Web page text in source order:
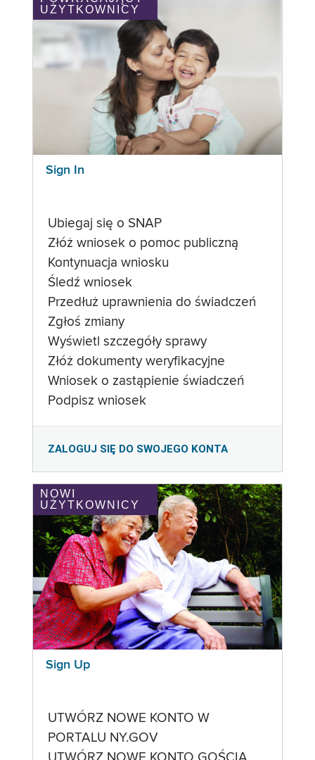
UŻYTKOWNICY
Sign In
Ubiegaj się o SNAP
Złóż wniosek o pomoc publiczną
Kontynuacja wniosku
Śledź wniosek
Przedłuż uprawnienia do świadczeń
Zgłoś zmiany
Wyświetl szczegóły sprawy
Złóż dokumenty weryfikacyjne
Wniosek o zastąpienie świadczeń
Podpisz wniosek
ZALOGUJ SIĘ DO SWOJEGO KONTA
NOWI
UŻYTKOWNICY
Sign Up
UTWÓRZ NOWE KONTO W
PORTALU NY.GOV